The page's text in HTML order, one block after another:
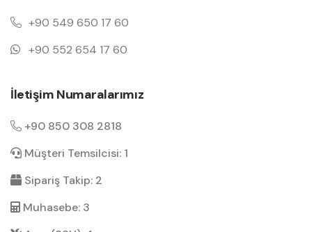
+90 549 650 17 60
+90 552 654 17 60
İletişim Numaralarımız
+90 850 308 2818
Müşteri Temsilcisi: 1
Sipariş Takip: 2
Muhasebe: 3